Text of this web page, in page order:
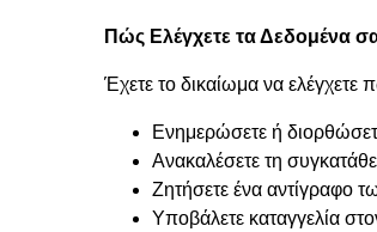
Πώς Ελέγχετε τα Δεδομένα
Έχετε το δικαίωμα να
Ενημερώσετε ή
Ανακαλέσετε τη
Ζητήσετε ένα αντίγραφο
Υποβάλετε καταγγελία